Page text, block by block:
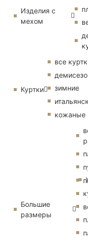
Изделия с
мехом
Куртки
все
зимние
кожаные
Большие
размеры